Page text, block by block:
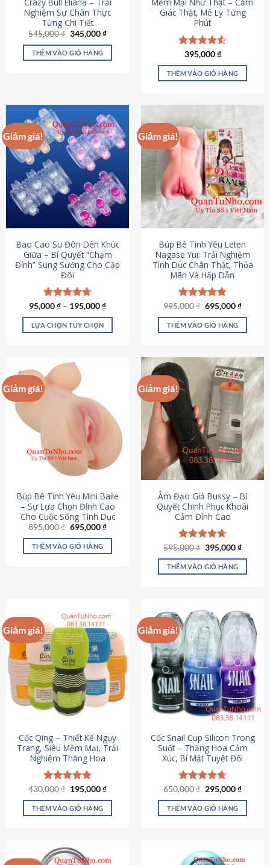
Crazy Bull Eliana – Trải
Nghiệm Sự Chân Thực
Từng Chi Tiết
545,000₫ Giá
là:
545,000 ₫.
345,000₫Giá
tại
THÊM VÀO GIỎ HÀNG
Mềm Mại Như Thật – Cảm
Giác Thật, Mê Ly Từng
Phút
Được xếp
hạng4.53
5 sao
395,000₫
THÊM VÀO GIỎ HÀNG
Giảm giá!
Bao Cao Su Đôn Dên Khúc
Giữa – Bí Quyết “Chạm
Đỉnh” Sung Sướng Cho Cặp
Đôi
Được xếp
hạng4.70
5 sao
95,000₫ – 195,000₫
LỰA CHỌN TÙY CHỌN
này
nhiều
biến
thể.
chọn
thể
chọn
trên
trang
sản
phẩm
Giảm giá!
Búp Bê Tình Yêu Leten
Nagase Yui: Trải Nghiệm
Tình Dục Chân Thật, Thỏa
Mãn Và Hấp Dẫn
Được xếp
hạng4.80
5 sao
995,000₫ Giá
là:
995,000 ₫.
695,000₫Giá
tại
THÊM VÀO GIỎ HÀNG
Giảm giá!
Búp Bê Tình Yêu Mini Baile
– Sự Lựa Chọn Đỉnh Cao
Cho Cuộc Sống Tình Dục
895,000₫ Giá
là:
895,000 ₫.
695,000₫Giá
tại
THÊM VÀO GIỎ HÀNG
Giảm giá!
Âm Đạo Giả Bussy – Bí
Quyết Chinh Phục Khoái
Cảm Đỉnh Cao
Được xếp
hạng4.64
5 sao
595,000₫ Giá
là:
595,000 ₫.
395,000₫Giá
tại
THÊM VÀO GIỎ HÀNG
Giảm giá!
Cốc Qing – Thiết Kế Ngụy
Trang, Siêu Mềm Mại, Trải
Nghiệm Thăng Hoa
Được xếp
hạng4.78
5 sao
430,000₫ Giá
là:
430,000 ₫.
195,000₫Giá
tại
THÊM VÀO GIỎ HÀNG
Giảm giá!
Cốc Snail Cup Silicon Trong
Suốt – Thăng Hoa Cảm
Xúc, Bí Mật Tuyệt Đối
Được xếp
hạng4.69
5 sao
650,000₫ Giá
là:
650,000 ₫.
295,000₫Giá
tại
THÊM VÀO GIỎ HÀNG